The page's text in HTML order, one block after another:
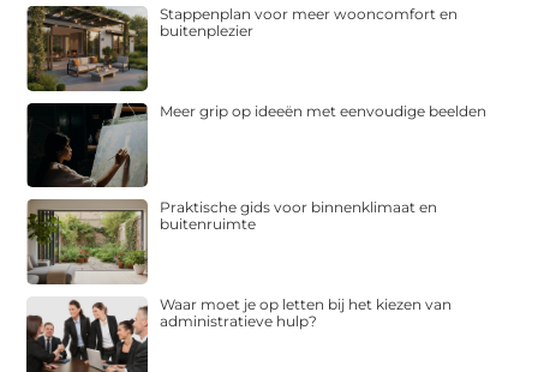
Stappenplan voor meer wooncomfort en
buitenplezier
Meer grip op ideeën met eenvoudige beelden
Praktische gids voor binnenklimaat en
buitenruimte
Waar moet je op letten bij het kiezen van
administratieve hulp?